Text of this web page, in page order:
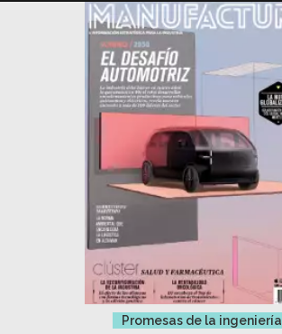
Promesas de la ingeniería